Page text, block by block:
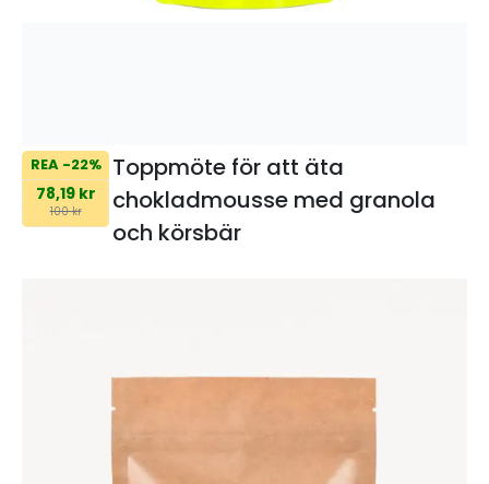
REA -22%
78,19 kr
100 kr
Toppmöte för att äta
chokladmousse med granola
och körsbär